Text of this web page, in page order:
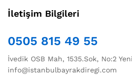
İletişim Bilgileri
0505 815 49 55
İvedik OSB Mah, 1535.Sok, No:2
info@istanbulbayrakdiregi.com